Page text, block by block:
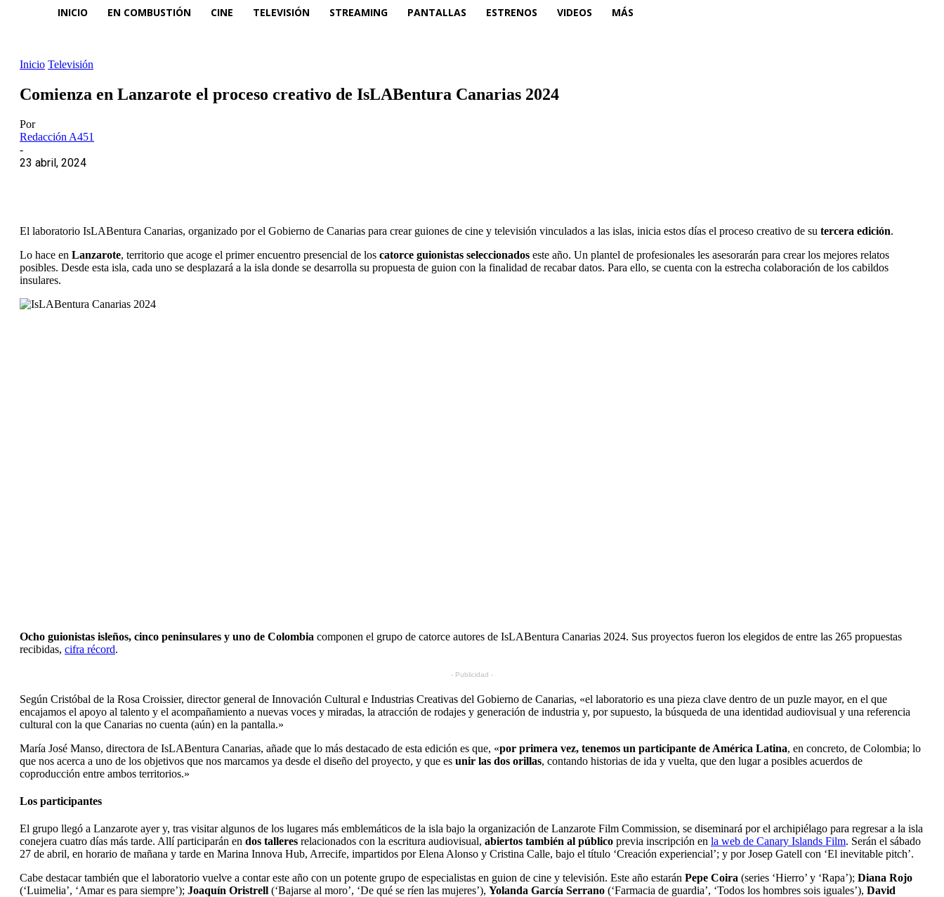
INICIO EN COMBUSTIÓN CINE TELEVISIÓN STREAMING PANTALLAS ESTRENOS VIDEOS MÁS
Inicio Televisión
Comienza en Lanzarote el proceso creativo de IsLABentura Canarias 2024
Por
Redacción A451
-
23 abril, 2024
El laboratorio IsLABentura Canarias, organizado por el Gobierno de Canarias para crear guiones de cine y televisión vinculados a las islas, inicia estos días el proceso creativo de su tercera edición.
Lo hace en Lanzarote, territorio que acoge el primer encuentro presencial de los catorce guionistas seleccionados este año. Un plantel de profesionales les asesorarán para crear los mejores relatos
posibles. Desde esta isla, cada uno se desplazará a la isla donde se desarrolla su propuesta de guion con la finalidad de recabar datos. Para ello, se cuenta con la estrecha colaboración de los cabildos
insulares.
Ocho guionistas isleños, cinco peninsulares y uno de Colombia componen el grupo de catorce autores de IsLABentura Canarias 2024. Sus proyectos fueron los elegidos de entre las 265 propuestas
recibidas, cifra récord.
- Publicidad -
Según Cristóbal de la Rosa Croissier, director general de Innovación Cultural e Industrias Creativas del Gobierno de Canarias, «el laboratorio es una pieza clave dentro de un puzle mayor, en el que
encajamos el apoyo al talento y el acompañamiento a nuevas voces y miradas, la atracción de rodajes y generación de industria y, por supuesto, la búsqueda de una identidad audiovisual y una referencia
cultural con la que Canarias no cuenta (aún) en la pantalla.»
María José Manso, directora de IsLABentura Canarias, añade que lo más destacado de esta edición es que, «por primera vez, tenemos un participante de América Latina, en concreto, de Colombia; lo
que nos acerca a uno de los objetivos que nos marcamos ya desde el diseño del proyecto, y que es unir las dos orillas, contando historias de ida y vuelta, que den lugar a posibles acuerdos de
coproducción entre ambos territorios.»
Los participantes
El grupo llegó a Lanzarote ayer y, tras visitar algunos de los lugares más emblemáticos de la isla bajo la organización de Lanzarote Film Commission, se diseminará por el archipiélago para regresar a la isla
conejera cuatro días más tarde. Allí participarán en dos talleres relacionados con la escritura audiovisual, abiertos también al público previa inscripción en la web de Canary Islands Film. Serán el sábado
27 de abril, en horario de mañana y tarde en Marina Innova Hub, Arrecife, impartidos por Elena Alonso y Cristina Calle, bajo el título ‘Creación experiencial’; y por Josep Gatell con ‘El inevitable pitch’.
Cabe destacar también que el laboratorio vuelve a contar este año con un potente grupo de especialistas en guion de cine y televisión. Este año estarán Pepe Coira (series ‘Hierro’ y ‘Rapa’); Diana Rojo
(‘Luimelia’, ‘Amar es para siempre’); Joaquín Oristrell (‘Bajarse al moro’, ‘De qué se ríen las mujeres’), Yolanda García Serrano (‘Farmacia de guardia’, ‘Todos los hombres sois iguales’), David